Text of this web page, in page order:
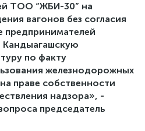
ТОО “ЖБИ-30” на
вагонов без согласия
предпринимателей
Кандыагашскую
по факту
железнодорожных
праве собственности
надзора», -
председатель